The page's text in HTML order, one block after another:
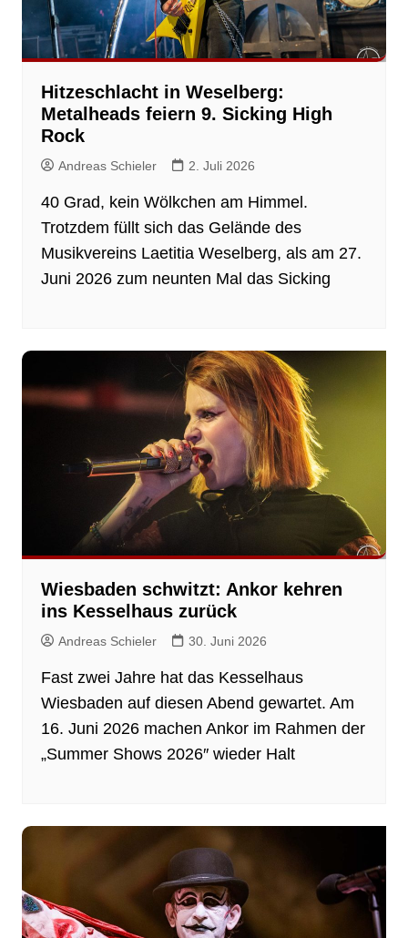
Hitzeschlacht in Weselberg:
Metalheads feiern 9. Sicking High
Rock
Andreas Schieler 2. Juli 2026
40 Grad, kein Wölkchen am Himmel.
Trotzdem füllt sich das Gelände des
Musikvereins Laetitia Weselberg, als am 27.
Juni 2026 zum neunten Mal das Sicking
Wiesbaden schwitzt: Ankor kehren
ins Kesselhaus zurück
Andreas Schieler 30. Juni 2026
Fast zwei Jahre hat das Kesselhaus
Wiesbaden auf diesen Abend gewartet. Am
16. Juni 2026 machen Ankor im Rahmen der
„Summer Shows 2026″ wieder Halt